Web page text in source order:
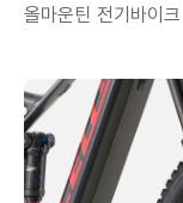
올마운틴 전기바이크